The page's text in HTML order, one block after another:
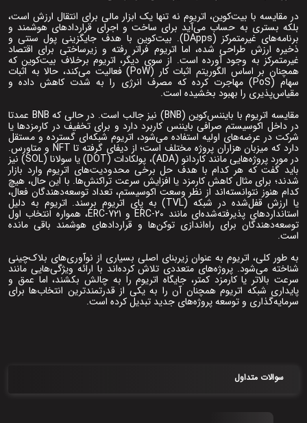
در مقایسه با بیت‌کوین، اتریوم نه‌ تنها یک ابزار مالی برای انتقال ارزش است،
بلکه بستری به حساب می‌آید برای ساخت و اجرای قراردادهای هوشمند و
برنامه‌های غیرمتمرکز (DApps). بیت‌کوین با هدف جایگزینی پول سنتی و
ذخیره ارزش طراحی شده، اما اتریوم فراتر رفته و زیرساختی برای اقتصاد
غیرمتمرکز به وجود آورده است. از سوی دیگر، اتریوم برخلاف بیت‌کوین که
همچنان بر اساس الگوریتم اثبات کار (PoW) فعالیت می‌کند، حالا به اثبات
سهام (PoS) مهاجرت کرده که مصرف انرژی را به ‌شدت کاهش داده و
مقیاس‌پذیری را بهبود بخشیده است.
مقایسه اتریوم با بایننس‌کوین (BNB) نیز جالب است. در حالی که BNB عمدتا
در داخل اکوسیستم صرافی بایننس کاربرد دارد و برای تخفیف در کارمزدها یا
شرکت در عرضه‌های اولیه استفاده می‌شود، اتریوم شبکه‌ای گسترده و مستقل
دارد که میزبان هزاران پروژه مختلف است؛ از دیفای گرفته تا NFT و متاورس.
در مورد پروژه‌هایی مانند کاردانو (ADA)، پولکادات (DOT) یا سولانا (SOL) نیز
باید گفت که هر کدام با هدف حل برخی محدودیت‌های اتریوم وارد بازار
شدند؛ برای مثال کاهش کارمزد یا افزایش سرعت تراکنش‌ها. با این حال، هیچ‌
کدام هنوز نتوانسته‌اند از نظر وسعت اکوسیستم، تعداد توسعه‌دهندگان فعال،
یا ارزش قفل‌شده در شبکه (TVL) به پای اتریوم برسند. اتریوم به‌ دلیل
استانداردهای پذیرفته‌شده‌ای مانند ERC-20 و ERC-721، همواره انتخاب اول
توسعه‌دهندگان برای راه‌اندازی توکن‌ها و قراردادهای هوشمند باقی مانده
است.
به‌ طور کلی، اتریوم به ‌عنوان زیربنای اصلی بسیاری از نوآوری‌های بلاک‌چینی
شناخته می‌شود. پروژه‌های متعددی تلاش کرده‌اند با ارائه ویژگی‌هایی مانند
سرعت بالاتر یا کارمزد کمتر، جایگاه اتریوم را به چالش بکشند، اما عمق و
پایداری شبکه اتریوم همچنان آن را به یکی از قدرتمندترین انتخاب‌ها برای
سرمایه‌گذاری و توسعه پروژه‌های جدید تبدیل کرده است.
سوالات متداول